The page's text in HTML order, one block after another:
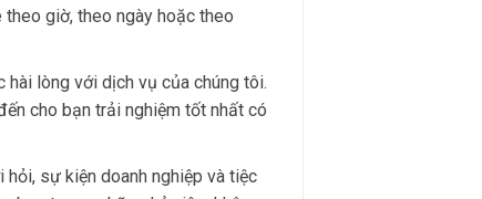
giờ, theo ngày hoặc theo
lòng với dịch vụ của chúng tôi.
cho bạn trải nghiệm tốt nhất có
sự kiện doanh nghiệp và tiệc